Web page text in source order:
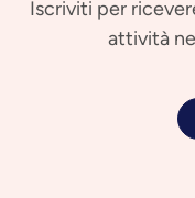
Iscriviti per
attività